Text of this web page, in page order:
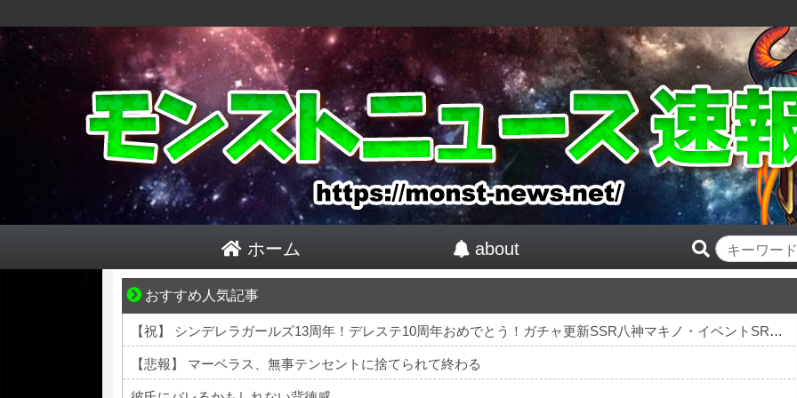
ホーム about
おすすめ人気記事
それは純愛か、それともストーカー疑惑か
【祝】 シンデレラガールズ13周年！デレステ10周年おめでとう！ガチャ更新SSR八神マキノ・イベントSRイヴ、SR望月聖！
【悲報】 マーベラス、無事テンセントに捨てられて終わる